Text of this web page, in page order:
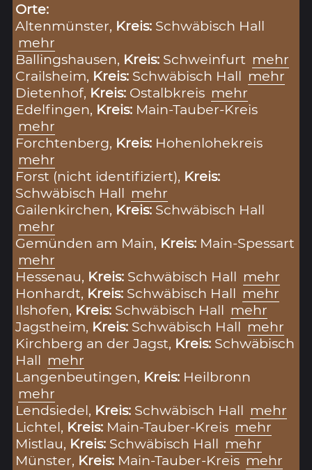
Orte:
Altenmünster, Kreis: Schwäbisch Hall
mehr
Ballingshausen, Kreis: Schweinfurt mehr
Crailsheim, Kreis: Schwäbisch Hall mehr
Dietenhof, Kreis: Ostalbkreis mehr
Edelfingen, Kreis: Main-Tauber-Kreis
mehr
Forchtenberg, Kreis: Hohenlohekreis
mehr
Forst (nicht identifiziert), Kreis:
Schwäbisch Hall mehr
Gailenkirchen, Kreis: Schwäbisch Hall
mehr
Gemünden am Main, Kreis: Main-Spessart
mehr
Hessenau, Kreis: Schwäbisch Hall mehr
Honhardt, Kreis: Schwäbisch Hall mehr
Ilshofen, Kreis: Schwäbisch Hall mehr
Jagstheim, Kreis: Schwäbisch Hall mehr
Kirchberg an der Jagst, Kreis: Schwäbisch
Hall mehr
Langenbeutingen, Kreis: Heilbronn
mehr
Lendsiedel, Kreis: Schwäbisch Hall mehr
Lichtel, Kreis: Main-Tauber-Kreis mehr
Mistlau, Kreis: Schwäbisch Hall mehr
Münster, Kreis: Main-Tauber-Kreis mehr